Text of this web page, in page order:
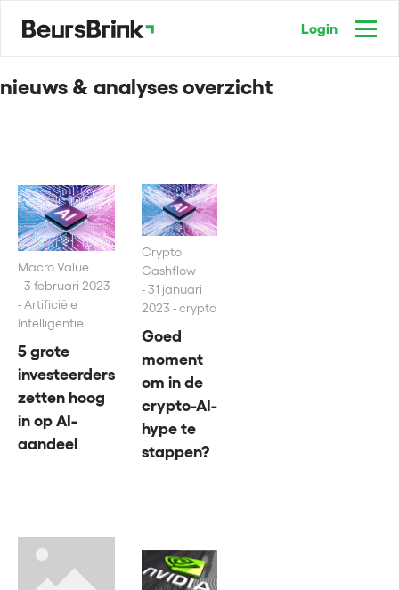
Login
nieuws & analyses overzicht
Macro Value
3 februari 2023
- Artificiële
Intelligentie
5 grote
investeerders
zetten hoog
in op AI-
aandeel
Crypto
Cashflow
31 januari
2023 - crypto
Goed
moment
om in de
crypto-AI-
hype te
stappen?